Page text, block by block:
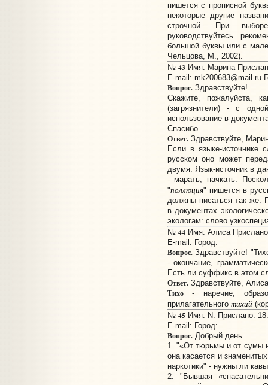
пишется с прописной
некоторые другие
строчной. При
руководствуйтесь
большой буквы или с
Чельцова, М., 2002).
№ 43Имя: Марина
E-mail: mk200683@mail.ru
Вопрос.Здравствуйте!
Скажите, пожалуйста,
(загрязнители) - с
использование в
Спасибо.
Ответ.Здравствуйте,
Если в языке-источнике
русском оно может
двумя. Язык-источник в
- марать, пачкать.
"поллюция" пишется в
должны писаться так же.
в документах
экологам: слово
№ 44Имя: Алиса
E-mail: Город:
Вопрос.Здравствуйте!
- окончание,
Есть ли суффикс в этом
Ответ.Здравствуйте,
Тихо- наречие,
прилагательного тихий
№ 45Имя: N. Прислано:
E-mail: Город:
Вопрос.Добрый день.
1. "«От тюрьмы и от сумы
она касается и
наркотики" - нужны ли
2. "Бывшая